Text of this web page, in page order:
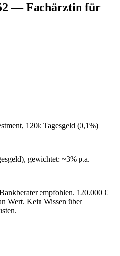
—Fachärztin für
120k Tagesgeld (0,1%)
gewichtet: ~3% p.a.
empfohlen. 120.000 €
Wert. Kein Wissen über